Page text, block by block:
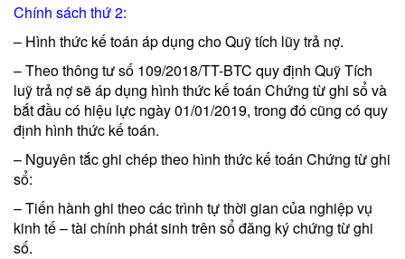
Chính sách thứ 2:
– Hình thức kế toán áp dụng cho Quỹ tích lũy trả nợ.
– Theo thông tư số 109/2018/TT-BTC quy định Quỹ Tích
luỹ trả nợ sẽ áp dụng hình thức kế toán Chứng từ ghi sổ và
bắt đầu có hiệu lực ngày 01/01/2019, trong đó cũng có quy
định hình thức kế toán.
– Nguyên tắc ghi chép theo hình thức kế toán Chứng từ ghi
sổ:
– Tiến hành ghi theo các trình tự thời gian của nghiệp vụ
kinh tế – tài chính phát sinh trên sổ đăng ký chứng từ ghi
số.